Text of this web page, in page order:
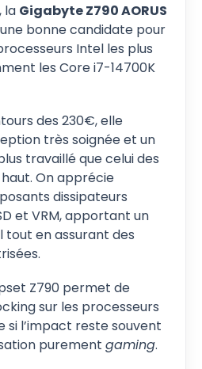
la Gigabyte Z790 AORUS
bonne candidate pour
Intel les plus
les Core i7-14700K
des 230€, elle
très soignée et un
travaillé que celui des
On apprécie
dissipateurs
et VRM, apportant un
tout en assurant des
Z790 permet de
sur les processeurs
si l’impact reste souvent
purement gaming.